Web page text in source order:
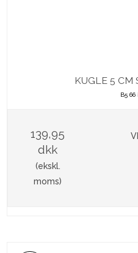
KUGLE 5 CM
B5 66
139,95
dkk
(ekskl.
moms)